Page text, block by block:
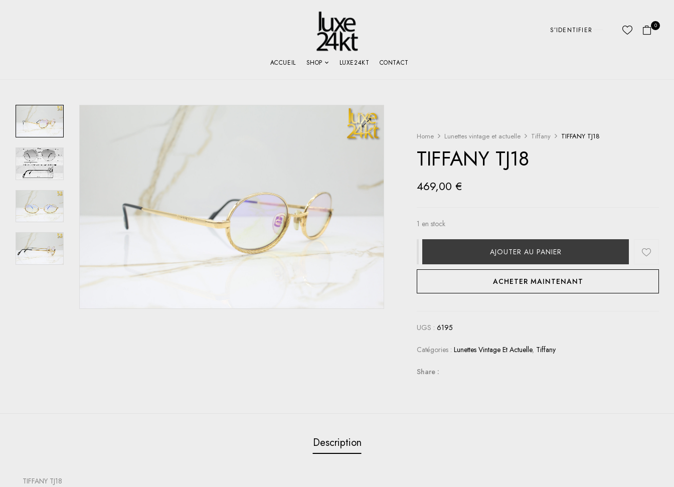
S’IDENTIFIER
0
ACCUEIL SHOP LUXE24KT CONTACT
Home Lunettes vintage et actuelle Tiffany TIFFANY TJ18
TIFFANY TJ18
469,00€
1 en stock
AJOUTER AU PANIER
ACHETER MAINTENANT
UGS :6195
Catégories :Lunettes Vintage Et Actuelle, Tiffany
Share :
Description
TIFFANY TJ18